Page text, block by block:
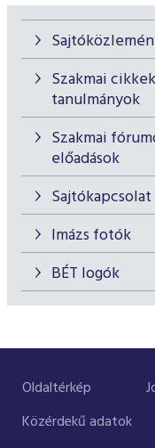
Szakmai
tanulmányok
Szakmai
előadások
Sajtókapcsolat
Imázs fotók
BÉT logók
Oldaltérkép
Közérdekű adatok